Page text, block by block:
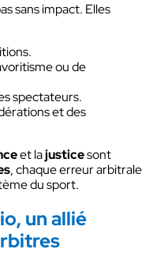
sans impact. Elles
ou de
spectateurs.
et des
et lajusticesont
, chaque erreur arbitrale
du sport.
un allié